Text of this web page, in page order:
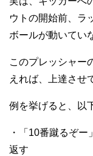
ウトの開始前、ラ
ボールが動いてい
このプレッシャー
えれば、上達させ
例を挙げると、以
・「10番蹴るぞ
返す